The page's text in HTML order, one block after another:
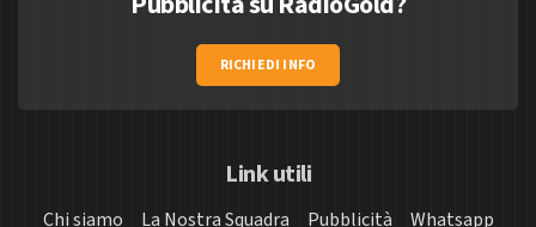
RICHIEDI INFO
Link utili
Chi siamo La Nostra Squadra Pubblicità
Whatsapp